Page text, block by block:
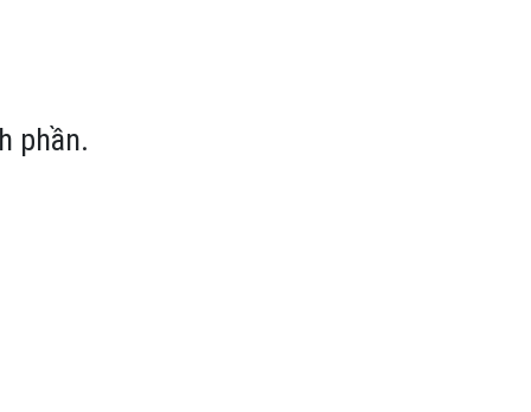
phần.